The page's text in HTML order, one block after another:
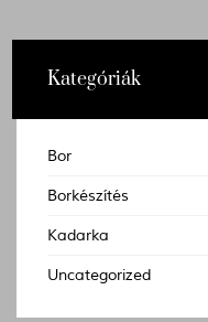
Kategóriák
Bor
Borkészítés
Kadarka
Uncategorized